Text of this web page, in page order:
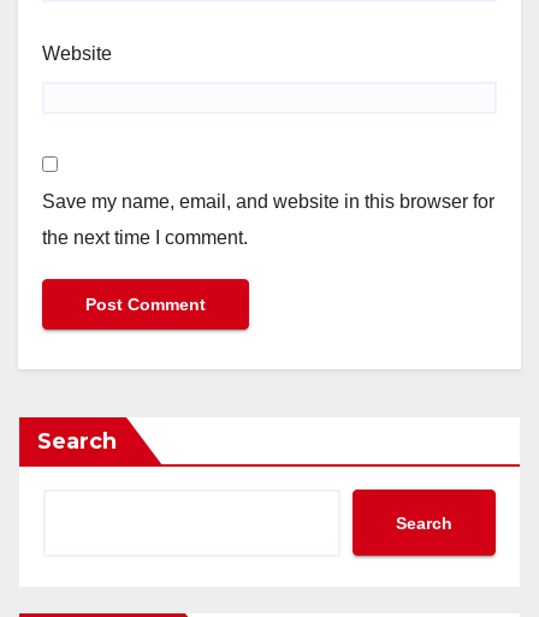
Website
Save my name, email, and website in this browser for
the next time I comment.
Search
Search